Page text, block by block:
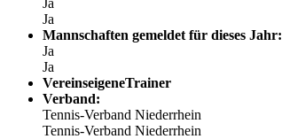
Ja
Mannschaften gemeldet für dieses Jahr:
Ja
Ja
VereinseigeneTrainer
Verband:
Tennis-Verband Niederrhein
Tennis-Verband Niederrhein